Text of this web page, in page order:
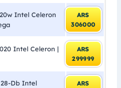
Intel Celeron
ARS
306000
Intel Celeron |
ARS
299999
Db Intel
ARS